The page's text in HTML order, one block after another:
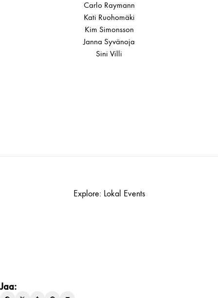
Carlo Raymann
Kati Ruohomäki
Kim Simonsson
Janna Syvänoja
Sini Villi
Explore: Lokal Events
Jaa: